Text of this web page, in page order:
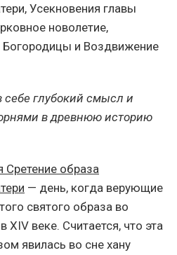
Усекновения главы
новолетие,
и Воздвижение
себе глубокий смысл и
в древнюю историю
Сретение образа
— день, когда верующие
святого образа во
XIV веке. Считается, что эта
явилась во сне хану